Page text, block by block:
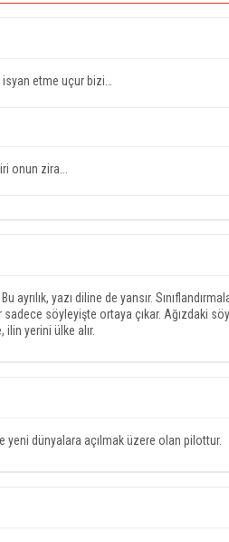
isyan etme uçur bizi…
onun zira...
yazı diline de yansır.
söyleyişte ortaya çıkar. Ağızdaki
yerini ülke alır.
yeni dünyalara açılmak üzere olan pilottur.